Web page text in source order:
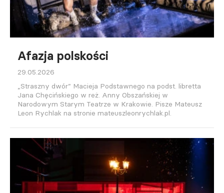
Afazja polskości
29.05.2026
„Straszny dwór” Macieja Podstawnego na podst. libretta
Jana Chęcińskiego w reż. Anny Obszańskiej w
Narodowym Starym Teatrze w Krakowie. Pisze Mateusz
Leon Rychlak na stronie mateuszleonrychlak.pl.